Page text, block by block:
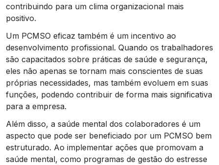
contribuindo para um clima organizacional mais
positivo.
Um PCMSO eficaz também é um incentivo ao
desenvolvimento profissional. Quando os trabalhadores
são capacitados sobre práticas de saúde e segurança,
eles não apenas se tornam mais conscientes de suas
próprias necessidades, mas também evoluem em suas
funções, podendo contribuir de forma mais significativa
para a empresa.
Além disso, a saúde mental dos colaboradores é um
aspecto que pode ser beneficiado por um PCMSO bem
estruturado. Ao implementar ações que promovam a
saúde mental, como programas de gestão do estresse